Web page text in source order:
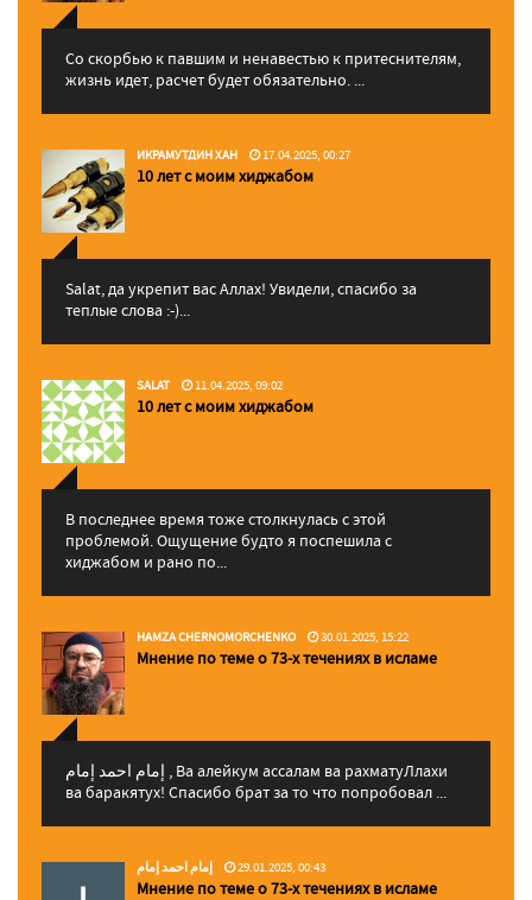
Со скорбью к павшим и ненавестью к притеснителям,
жизнь идет, расчет будет обязательно. ...
ИКРАМУТДИН ХАН 17.04.2025, 00:27
10 лет с моим хиджабом
Salat, да укрепит вас Аллаx! Увидели, спасибо за
теплые слова :-)...
SALAT 11.04.2025, 09:02
10 лет с моим хиджабом
В последнее время тоже столкнулась с этой
проблемой. Ощущение будто я поспешила с
хиджабом и рано по...
HAMZA CHERNOMORCHENKO 30.01.2025, 15:22
Мнение по теме о 73-х течениях в исламе
إمام احمد إمام , Ва алейкум ассалам ва рахматуЛлахи
ва баракятух! Спасибо брат за то что попробовал ...
إمام احمد إمام 29.01.2025, 00:43
Мнение по теме о 73-х течениях в исламе